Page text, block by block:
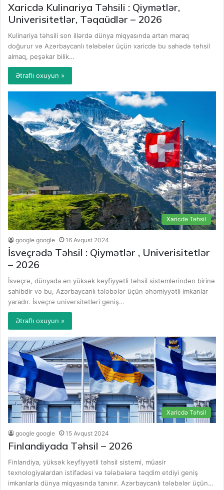
Xaricdə Kulinariya Təhsili : Qiymətlər,
Univerisitetlər, Təqaüdlər – 2026
Kulinariya təhsili son illərdə dünya miqyasında artan maraq
doğurur və Azərbaycanlı tələbələr üçün xaricdə bu sahədə təhsil
almaq, peşəkar bilik…
Ətraflı oxuyun »
Xaricdə Təhsil
google google 16 Avqust 2024
İsveçrədə Təhsil : Qiymətlər , Univerisitetlər
– 2026
İsveçrə, dünyada ən yüksək keyfiyyətli təhsil sistemlərindən birinə
sahibdir və bu, Azərbaycanlı tələbələr üçün əhəmiyyətli imkanlar
yaradır. İsveçrə universitetləri geniş…
Ətraflı oxuyun »
Xaricdə Təhsil
google google 15 Avqust 2024
Finlandiyada Təhsil – 2026
Finlandiya, yüksək keyfiyyətli təhsil sistemi, müasir
texnologiyalardan istifadəsi və tələbələrə təqdim etdiyi geniş
imkanlarla dünya miqyasında tanınır. Azərbaycanlı tələbələr üçün…